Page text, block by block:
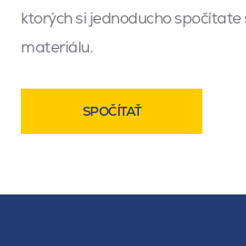
ktorých si jednoducho
materiálu.
SPOČÍTAŤ